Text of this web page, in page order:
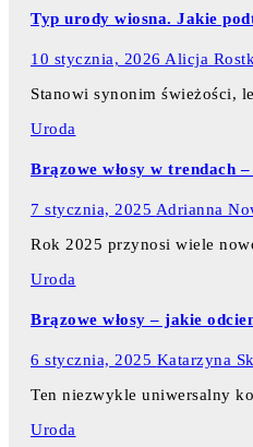
Typ urody wiosna. Jakie
10 stycznia, 2026 Alicja
Stanowi synonim świeżości,
Uroda
Brązowe włosy w trendach
7 stycznia, 2025 Adrianna
Rok 2025 przynosi wiele
Uroda
Brązowe włosy – jakie
6 stycznia, 2025 Katarzyna
Ten niezwykle uniwersalny
Uroda